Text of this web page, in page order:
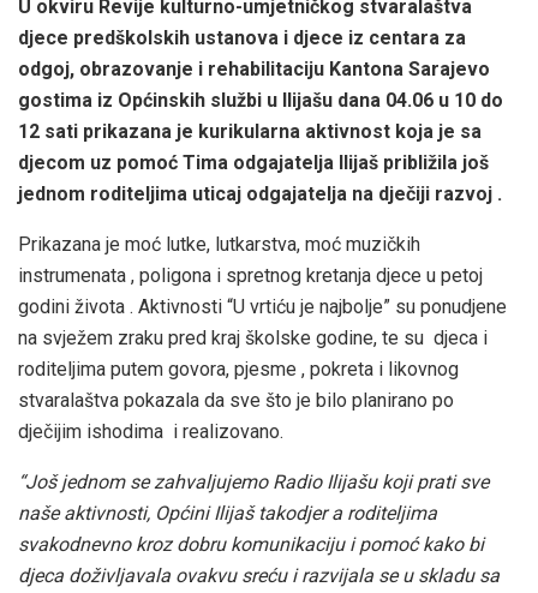
U okviru Revije kulturno-umjetničkog stvaralaštva
djece predškolskih ustanova i djece iz centara za
odgoj, obrazovanje i rehabilitaciju Kantona Sarajevo
gostima iz Općinskih službi u Ilijašu dana 04.06 u 10 do
12 sati prikazana je kurikularna aktivnost koja je sa
djecom uz pomoć Tima odgajatelja Ilijaš približila još
jednom roditeljima uticaj odgajatelja na dječiji razvoj .
Prikazana je moć lutke, lutkarstva, moć muzičkih
instrumenata , poligona i spretnog kretanja djece u petoj
godini života . Aktivnosti “U vrtiću je najbolje” su ponudjene
na svježem zraku pred kraj školske godine, te su djeca i
roditeljima putem govora, pjesme , pokreta i likovnog
stvaralaštva pokazala da sve što je bilo planirano po
dječijim ishodima i realizovano.
“Još jednom se zahvaljujemo Radio Ilijašu koji prati sve
naše aktivnosti, Općini Ilijaš takodjer a roditeljima
svakodnevno kroz dobru komunikaciju i pomoć kako bi
djeca doživljavala ovakvu sreću i razvijala se u skladu sa